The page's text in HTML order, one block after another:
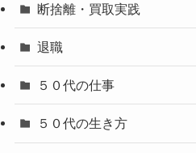
断捨離・買取実践
退職
５０代の仕事
５０代の生き方